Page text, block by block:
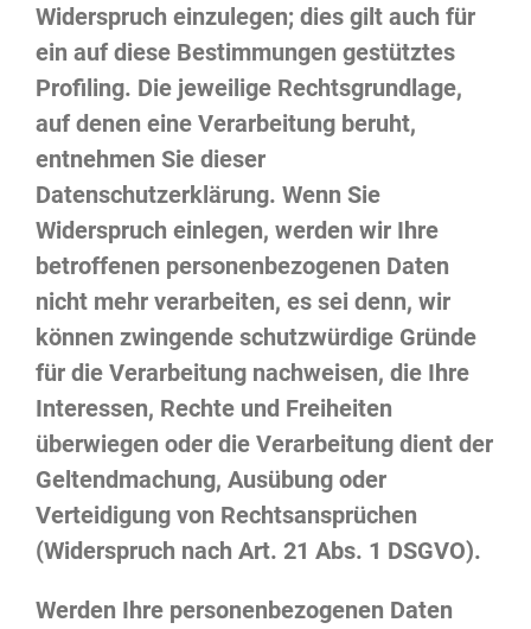
Widerspruch einzulegen; dies gilt auch für
ein auf diese Bestimmungen gestütztes
Profiling. Die jeweilige Rechtsgrundlage,
auf denen eine Verarbeitung beruht,
entnehmen Sie dieser
Datenschutzerklärung. Wenn Sie
Widerspruch einlegen, werden wir Ihre
betroffenen personenbezogenen Daten
nicht mehr verarbeiten, es sei denn, wir
können zwingende schutzwürdige Gründe
für die Verarbeitung nachweisen, die Ihre
Interessen, Rechte und Freiheiten
überwiegen oder die Verarbeitung dient der
Geltendmachung, Ausübung oder
Verteidigung von Rechtsansprüchen
(Widerspruch nach Art. 21 Abs. 1 DSGVO).
Werden Ihre personenbezogenen Daten